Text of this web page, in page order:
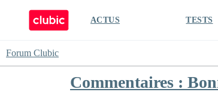
ACTUS TESTS
Forum Clubic
Commentaires :